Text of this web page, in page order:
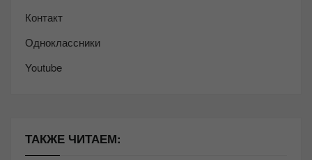
Контакт
Одноклассники
Youtube
ТАКЖЕ ЧИТАЕМ: